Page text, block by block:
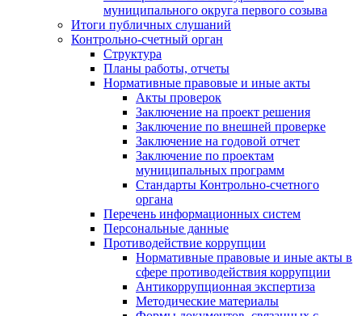
муниципального округа первого созыва
Итоги публичных слушаний
Контрольно-счетный орган
Структура
Планы работы, отчеты
Нормативные правовые и иные акты
Акты проверок
Заключение на проект решения
Заключение по внешней проверке
Заключение на годовой отчет
Заключение по проектам
муниципальных программ
Стандарты Контрольно-счетного
органа
Перечень информационных систем
Персональные данные
Противодействие коррупции
Нормативные правовые и иные акты в
сфере противодействия коррупции
Антикоррупционная экспертиза
Методические материалы